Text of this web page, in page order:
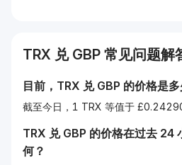
TRX 兑 GBP 常见问题解
目前， TRX 兑 GBP 的价格是多
截至今日，1 TRX 等值于
TRX 兑 GBP 的价格在过去 24
何？